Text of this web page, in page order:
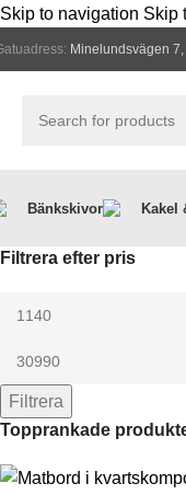
Skip to navigation Skip
Minelundsvägen
Bänkskivor Kakel
Filtrera efter pris
Filtrera
Topprankade